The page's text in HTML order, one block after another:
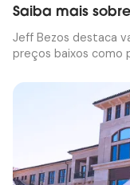
Saiba mais
Jeff Bezos destaca
preços baixos como